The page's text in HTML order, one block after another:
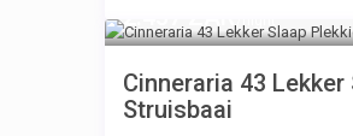
2.437 ZAR
Cinneraria 43 Lekker
Struisbaai